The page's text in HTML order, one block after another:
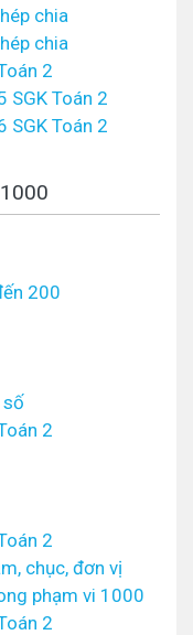
chia
chia
2
SGK Toán 2
SGK Toán 2
200
2
2
chục, đơn vị
phạm vi 1000
2